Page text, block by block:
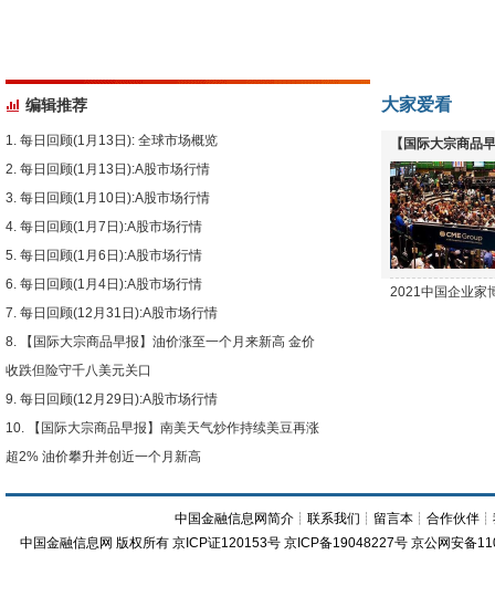
编辑推荐
每日回顾(1月13日): 全球市场概览
每日回顾(1月13日):A股市场行情
每日回顾(1月10日):A股市场行情
每日回顾(1月7日):A股市场行情
每日回顾(1月6日):A股市场行情
每日回顾(1月4日):A股市场行情
每日回顾(12月31日):A股市场行情
【国际大宗商品早报】油价涨至一个月来新高 金价
收跌但险守千八美元关口
每日回顾(12月29日):A股市场行情
【国际大宗商品早报】南美天气炒作持续美豆再涨
超2% 油价攀升并创近一个月新高
大家爱看
【国际大宗商品
下跌
2021中国企业家
中国金融信息网简介 ┊联系我们 ┊ 留言本 ┊合作伙伴 ┊
中国金融信息网 版权所有 京ICP证120153号 京ICP备19048227号 京公网安备